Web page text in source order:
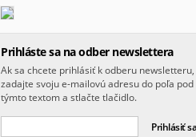
Prihláste sa na odber newslettera
Ak sa chcete prihlásiť k odberu newsletteru,
zadajte svoju e-mailovú adresu do poľa pod
týmto textom a stlačte tlačidlo.